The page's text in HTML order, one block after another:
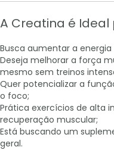
A Creatina é Ideal
Busca aumentar a
Deseja melhorar a força
mesmo sem treinos
Quer potencializar a
o foco;
Prática exercícios de alta
recuperação muscular;
Está buscando um
geral.